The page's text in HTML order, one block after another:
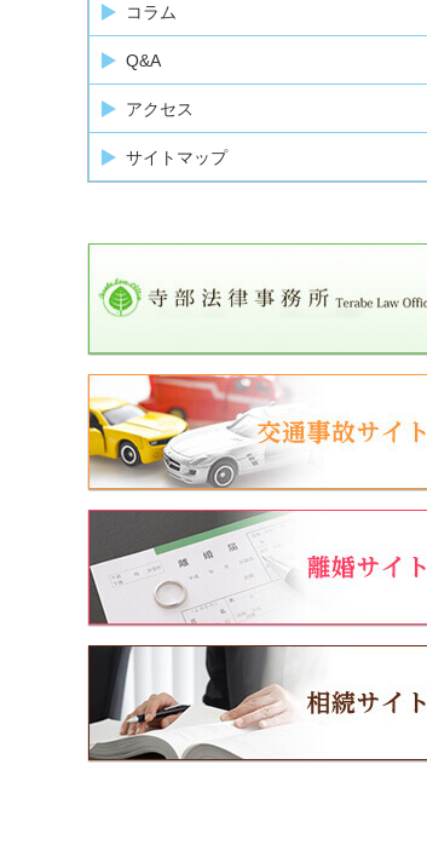
コラム
Q&A
アクセス
サイトマップ